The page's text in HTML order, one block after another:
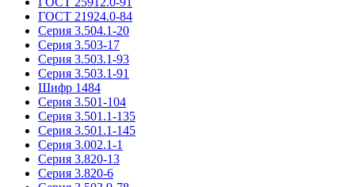
ГОСТ 21924.0-84
Серия 3.504.1-20
Серия 3.503-17
Серия 3.503.1-93
Серия 3.503.1-91
Шифр 1484
Серия 3.501-104
Серия 3.501.1-135
Серия 3.501.1-145
Серия 3.002.1-1
Серия 3.820-13
Серия 3.820-6